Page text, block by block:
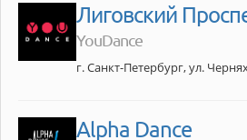
Лиговский
YouDance
г. Санкт-Петербург, ул.
Alpha Dance